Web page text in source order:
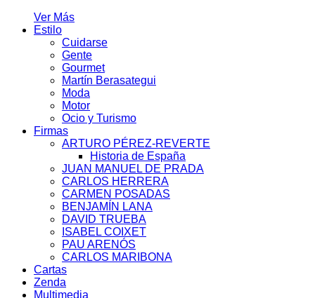
Ver Más
Estilo
Cuidarse
Gente
Gourmet
Martín Berasategui
Moda
Motor
Ocio y Turismo
Firmas
ARTURO PÉREZ-REVERTE
Historia de España
JUAN MANUEL DE PRADA
CARLOS HERRERA
CARMEN POSADAS
BENJAMÍN LANA
DAVID TRUEBA
ISABEL COIXET
PAU ARENÓS
CARLOS MARIBONA
Cartas
Zenda
Multimedia